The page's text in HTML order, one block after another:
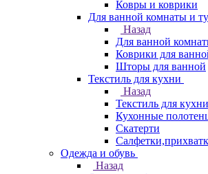
Ковры и коврики
Для ванной комнаты и
Назад
Для ванной
Коврики для
Шторы для ванной
Текстиль для кухни
Назад
Текстиль для кухни
Кухонные
Скатерти
Одежда и обувь
Назад